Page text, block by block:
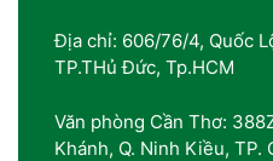
Địa chỉ: 606/76/4, Quốc
TP.THủ Đức, Tp.HCM
Văn phòng Cần Thơ:
Khánh, Q. Ninh Kiều, TP.